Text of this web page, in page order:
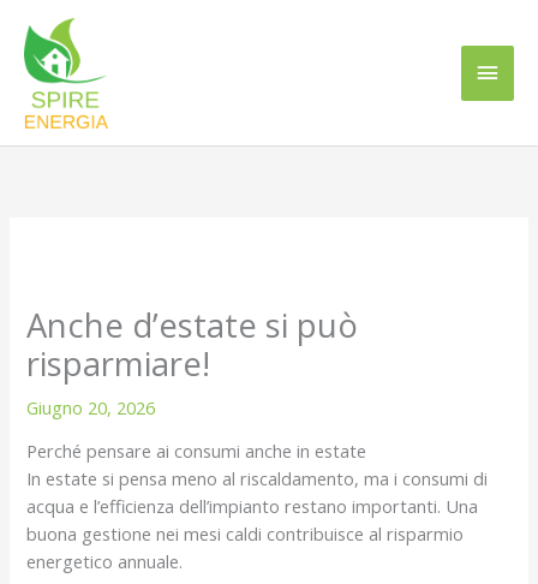
contenuto
Anche d’estate si può
risparmiare!
Giugno 20, 2026
Perché pensare ai consumi anche in estate
In estate si pensa meno al riscaldamento, ma i consumi di
acqua e l’efficienza dell’impianto restano importanti. Una
buona gestione nei mesi caldi contribuisce al risparmio
energetico annuale.